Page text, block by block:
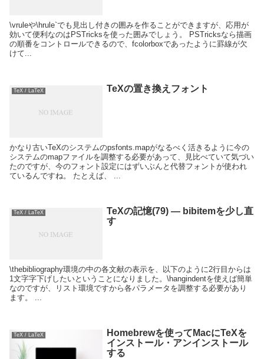
\vruleや\hrule`でも見出し付きの囲みを作ることができますが、応用が
効いて便利なのはPSTricksを使った囲みでしょう。 PSTricksなら描画
の順番をコントロールできるので、fcolorboxであったように罫線が欠
けて...
TeX / LaTeX TeXの置き換えフォント
かなり古いTeXのシステムのpsfonts.mapがなるべく活きるように今の
システムのmapファイルを調整する必要があって、見比べていて気づい
たのですが、今のフォント設定にはずいぶんと代替フォントが使われ
ているんですね。 たとえば、 ...
TeX / LaTeX
TeXの記憶(79) — bibitemを少し直
す
\thebibliography環境の中の各文献の表示を、以下のように2行目からは
1文字字下げしたいということになりました。\hangindentを使えば簡単
なのですが、リスト環境ですから各パラメータを調整する必要があり
ます。 ...
TeX / LaTeX
Homebrewを使ってMacにTeXを
インストール・アンインストール
する